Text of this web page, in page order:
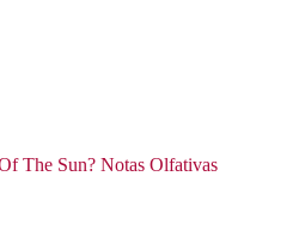
The Sun? Notas Olfativas